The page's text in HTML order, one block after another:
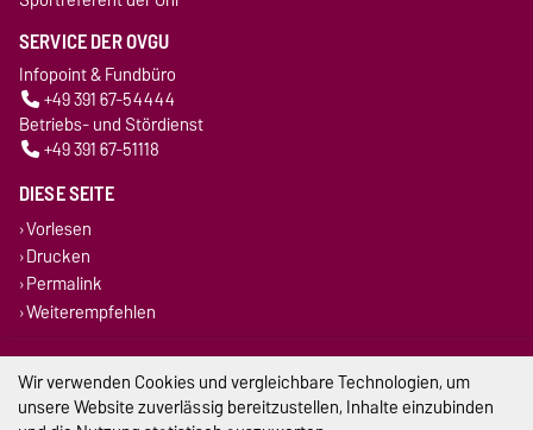
SERVICE DER OVGU
Infopoint & Fundbüro
+49 391 67-54444
Betriebs- und Stördienst
+49 391 67-51118
DIESE SEITE
Vorlesen
Drucken
Permalink
Weiterempfehlen
Impressum
Datenschutz
Wir verwenden Cookies und vergleichbare Technologien, um
unsere Website zuverlässig bereitzustellen, Inhalte einzubinden